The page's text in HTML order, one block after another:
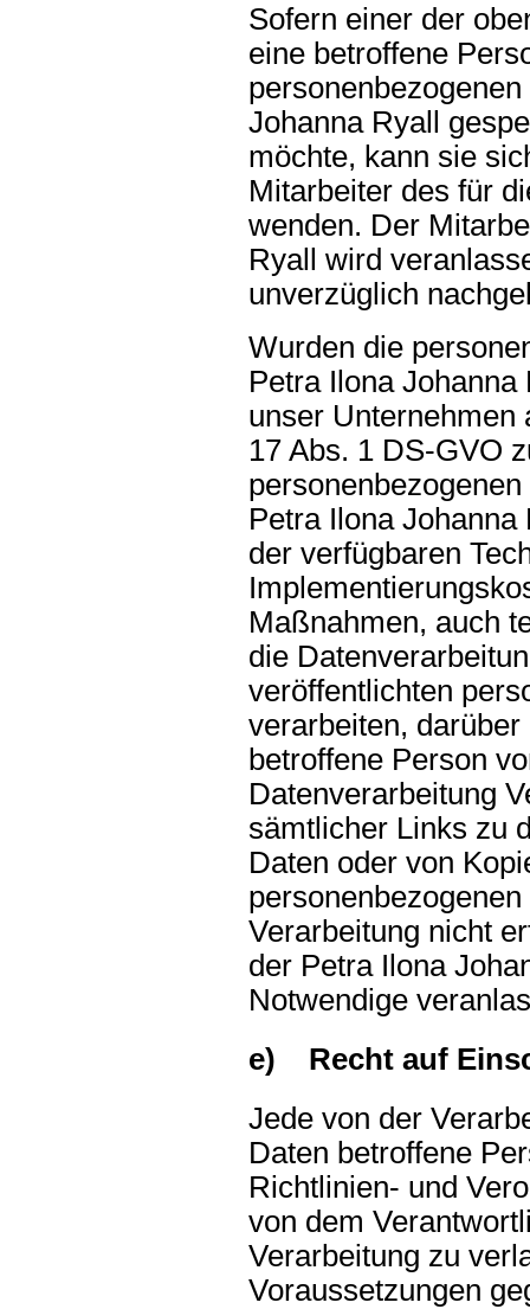
Sofern einer der
eine betroffene
Johanna Ryall
möchte, kann sie
Mitarbeiter des für
wenden. Der
Ryall wird
unverzüglich
Wurden die
Petra Ilona
unser Unternehmen
17 Abs. 1 DS-GVO
Petra Ilona
der verfügbaren
Maßnahmen, auch
die
veröffentlichten
verarbeiten,
betroffene Person
Datenverarbeitung
sämtlicher Links zu
Daten oder von
Verarbeitung nicht
der Petra Ilona
Notwendige
e) Recht auf
Jede von der
Daten betroffene
Richtlinien- und
von dem
Verarbeitung zu
Voraussetzungen